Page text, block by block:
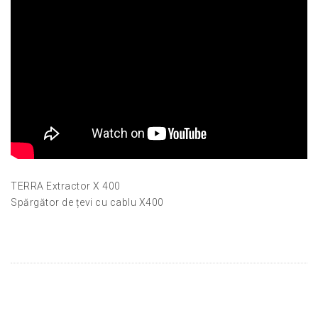
TERRA Extractor X 400
Spărgător de țevi cu cablu X400